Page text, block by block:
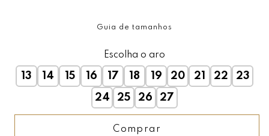
Guia de tamanhos
Escolha o aro
13 14 15 16 17 18 19 20 21 22
23
24
25 26 27
Comprar